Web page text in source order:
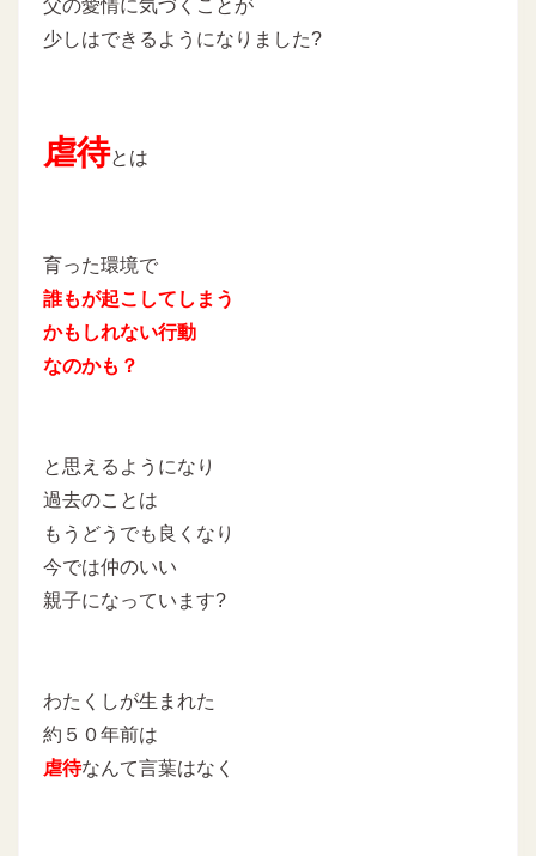
父の愛情に気づくことが
少しはできるようになりました?
虐待とは
育った環境で
誰もが起こしてしまう
かもしれない行動
なのかも？
と思えるようになり
過去のことは
もうどうでも良くなり
今では仲のいい
親子になっています?
わたくしが生まれた
約５０年前は
虐待なんて言葉はなく